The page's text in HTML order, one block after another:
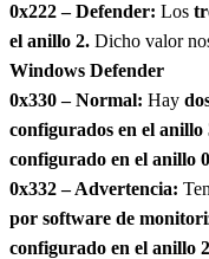
0x222 – Defender: Los
el anillo 2. Dicho valor
Windows Defender
0x330 – Normal: Hay
configurados en el anillo
configurado en el anillo
0x332 – Advertencia:
por software de
configurado en el anillo